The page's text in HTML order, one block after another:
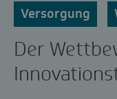
Versorgung
Der